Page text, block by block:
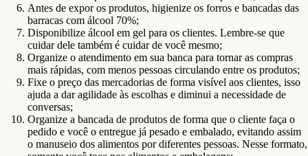
Antes de expor os produtos, higienize os forros e bancadas das
barracas com álcool 70%;
Disponibilize álcool em gel para os clientes. Lembre-se que
cuidar dele também é cuidar de você mesmo;
Organize o atendimento em sua banca para tornar as compras
mais rápidas, com menos pessoas circulando entre os produtos;
Fixe o preço das mercadorias de forma visível aos clientes, isso
ajuda a dar agilidade às escolhas e diminui a necessidade de
conversas;
Organize a bancada de produtos de forma que o cliente faça o
pedido e você o entregue já pesado e embalado, evitando assim
o manuseio dos alimentos por diferentes pessoas. Nesse formato,